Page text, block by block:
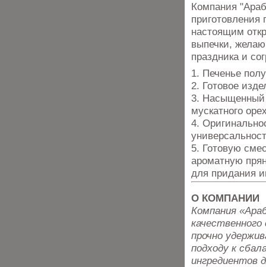
Компания
приготовления
настоящим
выпечки,
праздника и
1. Печенье
2. Готовое
3. Насыщенный
мускатного
4.
5. Готовую
ароматную
для придания
О КОМПАНИИ
Компания
прочно
подходу к
ингредиентов